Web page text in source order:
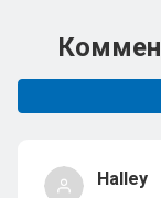
Halley